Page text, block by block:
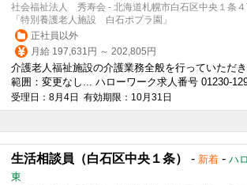
社会福祉法人 秀寿会 - 北海道札幌市白石区中央１条
「特別養護老人施設 白石ポプラ園」
正社員以外
月給 197,631円 ～ 202,805円
介護老人福祉施設の介護業務全般を行っていただ
範囲：変更なし... ハローワーク求人番号 01230-
受理日：8月4日 有効期限：10月31日
生活相談員（白石区中央１条） - 新着 - ハ
東